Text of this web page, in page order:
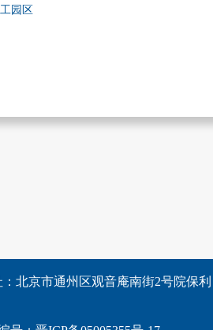
园区
北京市通州区观音庵南街2号院保